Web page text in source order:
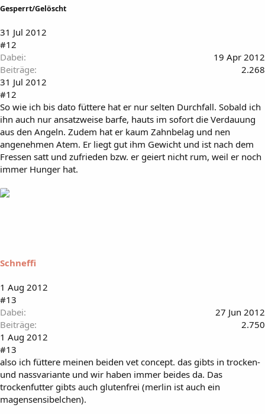
Gesperrt/Gelöscht
31 Jul 2012
#12
Dabei
19 Apr 2012
Beiträge
2.268
31 Jul 2012
#12
So wie ich bis dato füttere hat er nur selten Durchfall. Sobald ich
ihn auch nur ansatzweise barfe, hauts im sofort die Verdauung
aus den Angeln. Zudem hat er kaum Zahnbelag und nen
angenehmen Atem. Er liegt gut ihm Gewicht und ist nach dem
Fressen satt und zufrieden bzw. er geiert nicht rum, weil er noch
immer Hunger hat.
Schneffi
1 Aug 2012
#13
Dabei
27 Jun 2012
Beiträge
2.750
1 Aug 2012
#13
also ich füttere meinen beiden vet concept. das gibts in trocken-
und nassvariante und wir haben immer beides da. Das
trockenfutter gibts auch glutenfrei (merlin ist auch ein
magensensibelchen).